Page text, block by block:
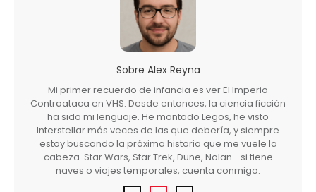
Sobre Alex Reyna
Mi primer recuerdo de infancia es ver El Imperio
Contraataca en VHS. Desde entonces, la ciencia ficción
ha sido mi lenguaje. He montado Legos, he visto
Interstellar más veces de las que debería, y siempre
estoy buscando la próxima historia que me vuele la
cabeza. Star Wars, Star Trek, Dune, Nolan… si tiene
naves o viajes temporales, cuenta conmigo.